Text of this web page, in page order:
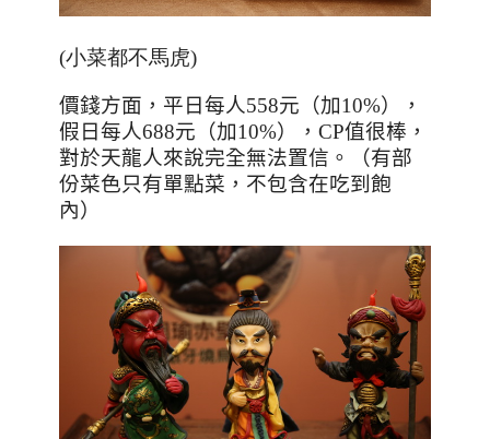
(小菜都不馬虎)
價錢方面，平日每人558元（加10%），
假日每人688元（加10%）， CP值很棒，
對於天龍人來說完全無法置信。（有部
份菜色只有單點菜，不包含在吃到飽
內）